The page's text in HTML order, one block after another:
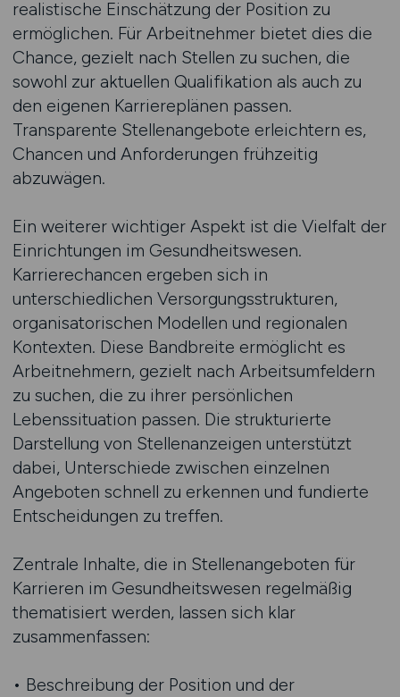
realistische Einschätzung der Position zu
ermöglichen. Für Arbeitnehmer bietet dies die
Chance, gezielt nach Stellen zu suchen, die
sowohl zur aktuellen Qualifikation als auch zu
den eigenen Karriereplänen passen.
Transparente Stellenangebote erleichtern es,
Chancen und Anforderungen frühzeitig
abzuwägen.
Ein weiterer wichtiger Aspekt ist die Vielfalt der
Einrichtungen im Gesundheitswesen.
Karrierechancen ergeben sich in
unterschiedlichen Versorgungsstrukturen,
organisatorischen Modellen und regionalen
Kontexten. Diese Bandbreite ermöglicht es
Arbeitnehmern, gezielt nach Arbeitsumfeldern
zu suchen, die zu ihrer persönlichen
Lebenssituation passen. Die strukturierte
Darstellung von Stellenanzeigen unterstützt
dabei, Unterschiede zwischen einzelnen
Angeboten schnell zu erkennen und fundierte
Entscheidungen zu treffen.
Zentrale Inhalte, die in Stellenangeboten für
Karrieren im Gesundheitswesen regelmäßig
thematisiert werden, lassen sich klar
zusammenfassen:
• Beschreibung der Position und der